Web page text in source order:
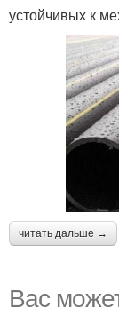
устойчивых к
читать дальше →
Вас